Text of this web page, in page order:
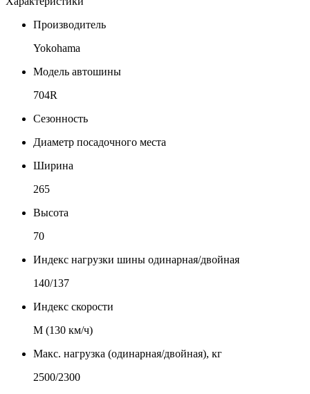
Производитель
Yokohama
Модель автошины
704R
Сезонность
Диаметр посадочного места
Ширина
265
Высота
70
Индекс нагрузки шины одинарная/двойная
140/137
Индекс скорости
М (130 км/ч)
Макс. нагрузка (одинарная/двойная), кг
2500/2300